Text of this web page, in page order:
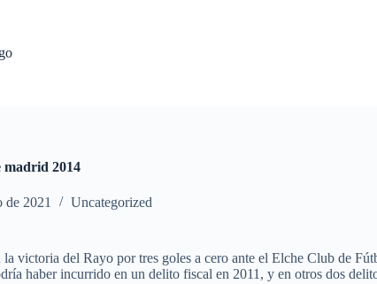
madrid 2014
de 2021 Uncategorized
victoria del Rayo por tres goles a cero ante el Elche Club de
haber incurrido en un delito fiscal en 2011, y en otros dos